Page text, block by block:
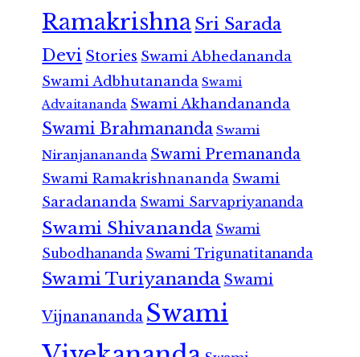
RamakrishnaSri Sarada
Devi Stories Swami Abhedananda
Swami Adbhutananda Swami
Advaitananda Swami Akhandananda
Swami Brahmananda Swami
Niranjanananda Swami Premananda
Swami Ramakrishnananda Swami
Saradananda Swami Sarvapriyananda
Swami Shivananda Swami
Subodhananda Swami Trigunatitananda
Swami Turiyananda Swami
Vijnanananda Swami